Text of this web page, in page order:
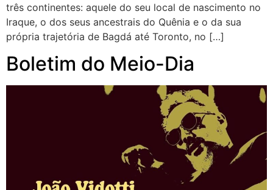
três continentes: aquele do seu local de nascimento no
Iraque, o dos seus ancestrais do Quênia e o da sua
própria trajetória de Bagdá até Toronto, no […]
Boletim do Meio-Dia